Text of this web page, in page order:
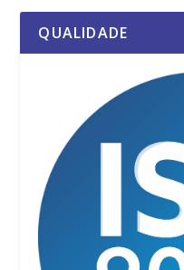
QUALIDADE